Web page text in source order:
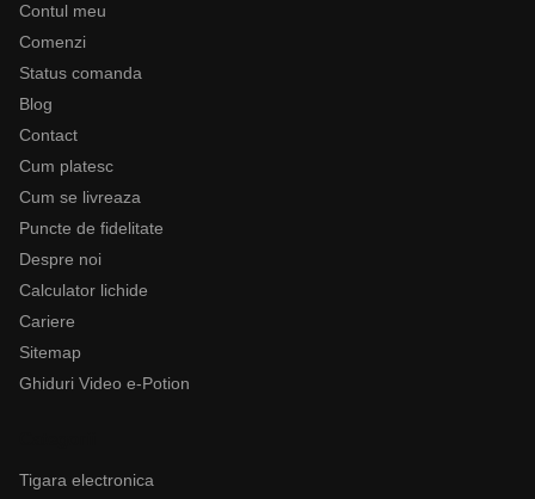
Contul meu
Comenzi
Status comanda
Blog
Contact
Cum platesc
Cum se livreaza
Puncte de fidelitate
Despre noi
Calculator lichide
Cariere
Sitemap
Ghiduri Video e-Potion
Tigara electronica